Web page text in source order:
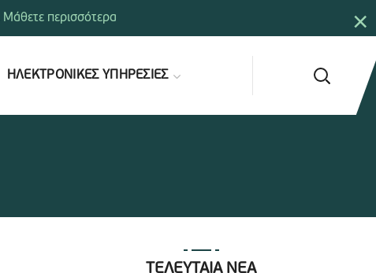
ΗΛΕΚΤΡΟΝΙΚΕΣ ΥΠΗΡΕΣΙΕΣ
ΤΕΛΕΥΤΑΙΑ ΝΕΑ
×
Μάθετε περισσότερα